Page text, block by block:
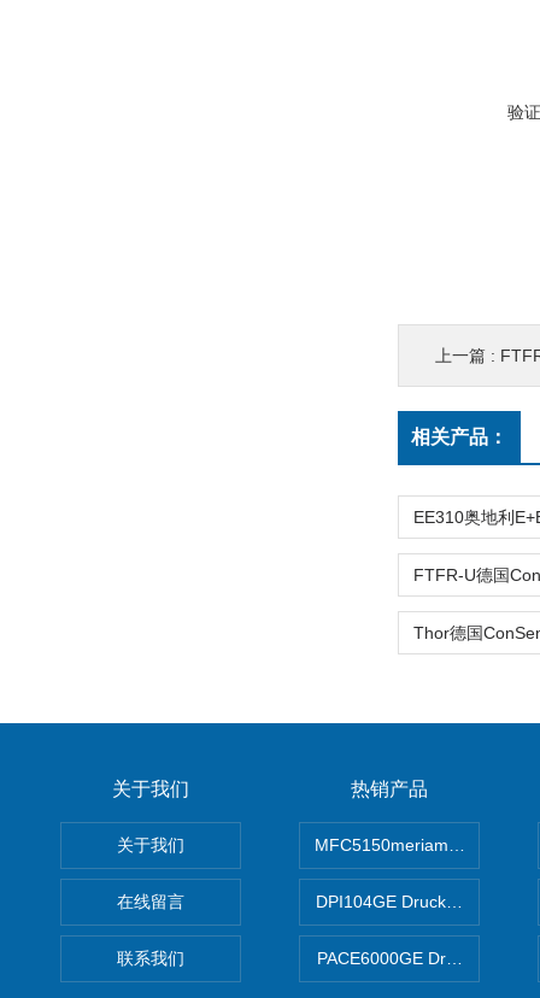
验
上一篇 :
相关产品：
关于我们
关于我们
在线留言
联系我们
热销产品
MFC5150meriam智能手操器
DPI104GE Druck德鲁克
PACE6000GE Druck德鲁克